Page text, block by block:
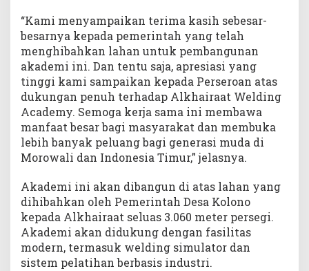
“Kami menyampaikan terima kasih sebesar-
besarnya kepada pemerintah yang telah
menghibahkan lahan untuk pembangunan
akademi ini. Dan tentu saja, apresiasi yang
tinggi kami sampaikan kepada Perseroan atas
dukungan penuh terhadap Alkhairaat Welding
Academy. Semoga kerja sama ini membawa
manfaat besar bagi masyarakat dan membuka
lebih banyak peluang bagi generasi muda di
Morowali dan Indonesia Timur,” jelasnya.
Akademi ini akan dibangun di atas lahan yang
dihibahkan oleh Pemerintah Desa Kolono
kepada Alkhairaat seluas 3.060 meter persegi.
Akademi akan didukung dengan fasilitas
modern, termasuk welding simulator dan
sistem pelatihan berbasis industri.